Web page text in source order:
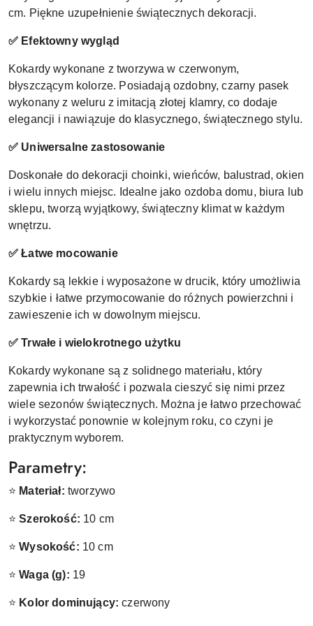
cm. Piękne uzupełnienie świątecznych dekoracji.
✅ Efektowny wygląd
Kokardy wykonane z tworzywa w czerwonym,
błyszczącym kolorze. Posiadają ozdobny, czarny pasek
wykonany z weluru z imitacją złotej klamry, co dodaje
elegancji i nawiązuje do klasycznego, świątecznego stylu.
✅ Uniwersalne zastosowanie
Doskonałe do dekoracji choinki, wieńców, balustrad, okien
i wielu innych miejsc. Idealne jako ozdoba domu, biura lub
sklepu, tworzą wyjątkowy, świąteczny klimat w każdym
wnętrzu.
✅ Łatwe mocowanie
Kokardy są lekkie i wyposażone w drucik, który umożliwia
szybkie i łatwe przymocowanie do różnych powierzchni i
zawieszenie ich w dowolnym miejscu.
✅ Trwałe i wielokrotnego użytku
Kokardy wykonane są z solidnego materiału, który
zapewnia ich trwałość i pozwala cieszyć się nimi przez
wiele sezonów świątecznych. Można je łatwo przechować
i wykorzystać ponownie w kolejnym roku, co czyni je
praktycznym wyborem.
Parametry:
⭐ Materiał: tworzywo
⭐Szerokość: 10 cm
⭐Wysokość: 10 cm
⭐Waga (g): 19
⭐ Kolor dominujący: czerwony